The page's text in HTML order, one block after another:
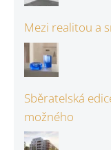
Mezi realitou a
Sběratelská
možného